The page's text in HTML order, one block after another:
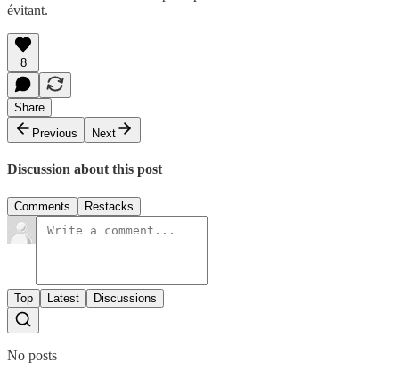
évitant.
8
Share
Previous
Next
Discussion about this post
Comments Restacks
Top Latest Discussions
No posts